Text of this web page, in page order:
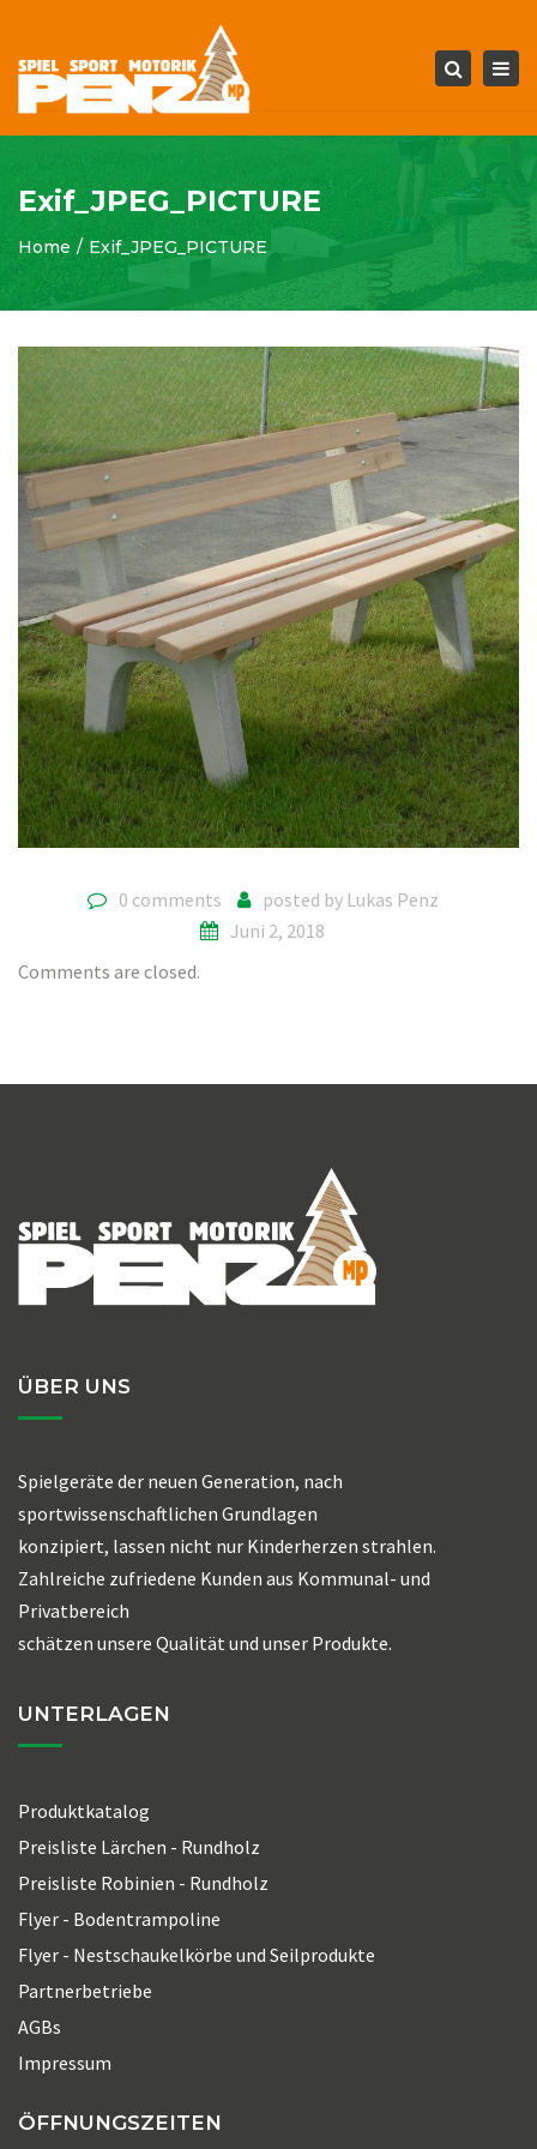
Search
Exif_JPEG_PICTURE
Home Exif_JPEG_PICTURE
0 comments posted by Lukas Penz
Juni 2, 2018
Comments are closed.
ÜBER UNS
Spielgeräte der neuen Generation, nach
sportwissenschaftlichen Grundlagen
konzipiert, lassen nicht nur Kinderherzen strahlen.
Zahlreiche zufriedene Kunden aus Kommunal- und
Privatbereich
schätzen unsere Qualität und unser Produkte.
UNTERLAGEN
Produktkatalog
Preisliste Lärchen - Rundholz
Preisliste Robinien - Rundholz
Flyer - Bodentrampoline
Flyer - Nestschaukelkörbe und Seilprodukte
Partnerbetriebe
AGBs
Impressum
ÖFFNUNGSZEITEN